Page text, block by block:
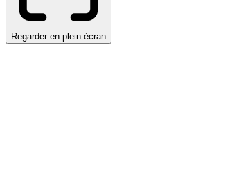
Regarder en plein écran